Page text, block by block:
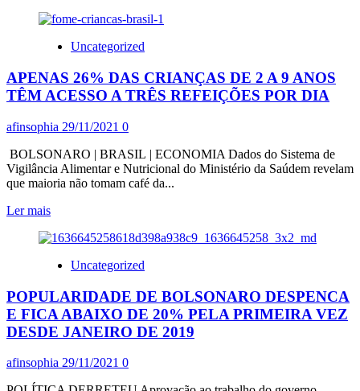
DA
sobre
MATTEI:
QUE
O
PROGRAMA
AUXÍLIO
BRASIL
CONTINUA
EXCLUDENTE?
Uncategorized
APENAS 26% DAS CRIANÇAS DE 2 A 9 ANOS
TÊM ACESSO A TRÊS REFEIÇÕES POR DIA
afinsophia 29/11/2021 0
BOLSONARO | BRASIL | ECONOMIA Dados do Sistema de
Vigilância Alimentar e Nutricional do Ministério da Saúdem revelam
que maioria não tomam café da...
Ler maisLeia
sobre
26%
CRIANÇAS
DE
2
A
ANOS
TÊM
Uncategorized
POPULARIDADE DE BOLSONARO DESPENCA
E FICA ABAIXO DE 20% PELA PRIMEIRA VEZ
DESDE JANEIRO DE 2019
afinsophia 29/11/2021 0